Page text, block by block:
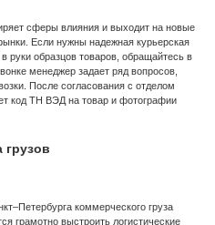
сферы влияния и выходит на новые
Если нужны надежная курьерская
руки образцов товаров, обращайтесь в
менеджер задает ряд вопросов,
После согласования с отделом
код ТН ВЭД на товар и фотографии
грузов
коммерческого груза
грамотно выстроить логистические